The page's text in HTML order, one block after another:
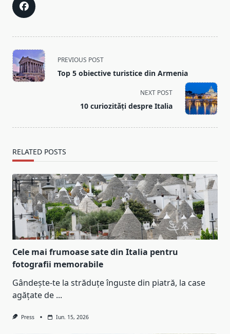
<span
class="nav-
subtitle
PREVIOUS POST
Top 5 obiective turistice din Armenia
NEXT POST
10 curiozități despre Italia
RELATED POSTS
Cele mai frumoase sate din Italia pentru
fotografii memorabile
Gândește-te la străduțe înguste din piatră, la case
agățate de ...
Press Iun. 15, 2026